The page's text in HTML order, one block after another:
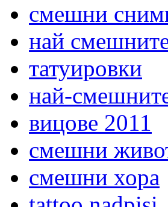
смешни
най
татуировки
най-
вицове 2011
смешни
смешни хора